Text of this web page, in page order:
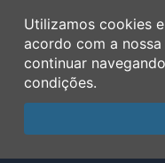
Termos de Uso
Política de Privacidade
Ferramentas
Contato
Utilizamos cookies
acordo com a nossa
continuar
condições.